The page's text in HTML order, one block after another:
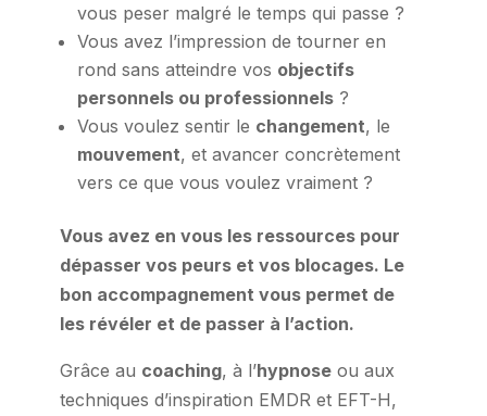
vous peser malgré le temps qui passe ?
Vous avez l’impression de tourner en
rond sans atteindre vos objectifs
personnels ou professionnels ?
Vous voulez sentir le changement, le
mouvement, et avancer concrètement
vers ce que vous voulez vraiment ?
Vous avez en vous les ressources pour
dépasser vos peurs et vos blocages. Le
bon accompagnement vous permet de
les révéler et de passer à l’action.
Grâce au coaching, à l’hypnose ou aux
techniques d’inspiration EMDR et EFT-H,